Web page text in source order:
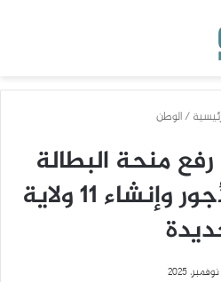
/الوطن
منحة البطالة
والحد الأدنى للأجور وإنشاء 11 ولاية